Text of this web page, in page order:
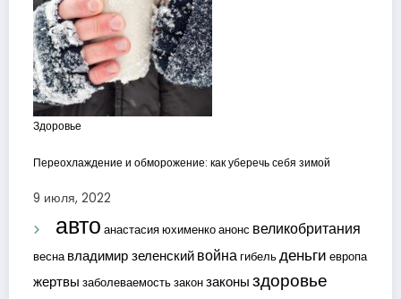
Здоровье
Переохлаждение и обморожение: как уберечь себя зимой
9 июля, 2022
авто анастасия юхименкоанонс великобритания
весна владимир зеленскийвойнагибельденьги европа
жертвы заболеваемостьзаконзаконыздоровье